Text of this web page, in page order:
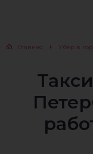
Главная Убер в